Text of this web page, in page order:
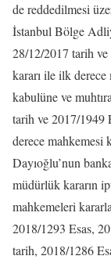
de reddedilmesi
İstanbul Bölge
28/12/2017 tarih ve
kararı ile ilk derece
kabulüne ve
tarih ve 2017/1949
derece mahkemesi
Dayıoğlu’nun
müdürlük kararın
mahkemeleri
2018/1293 Esas,
tarih, 2018/1286